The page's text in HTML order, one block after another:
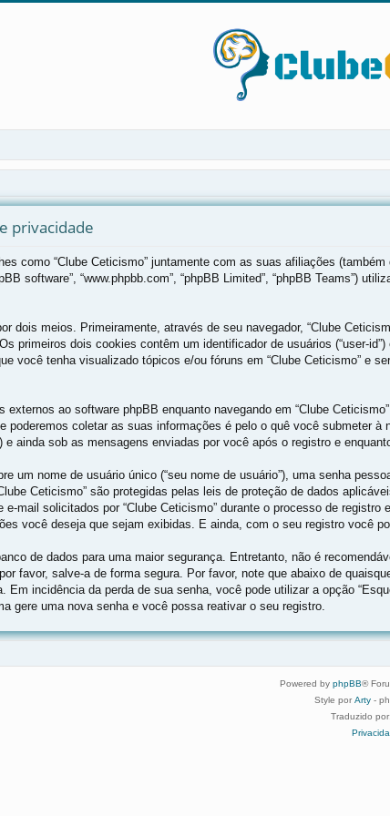
privacidade
como “Clube Ceticismo” juntamente com as suas afiliações (também
software”, “www.phpbb.com”, “phpBB Limited”, “phpBB
dois meios. Primeiramente, através de seu navegador, “Clube
primeiros dois cookies contêm um identificador de usuários (“user-
você tenha visualizado tópicos e/ou fóruns em “Clube Ceticismo” e
externos ao software phpBB enquanto navegando em “Clube
poderemos coletar as suas informações é pelo o quê você submeter
e ainda sob as mensagens enviadas por você após o registro e
um nome de usuário único (“seu nome de usuário”), uma senha
Ceticismo” são protegidas pelas leis de proteção de dados
mail solicitados por “Clube Ceticismo” durante o processo de
você deseja que sejam exibidas. E ainda, com o seu registro você
de dados para uma maior segurança. Entretanto, não é
favor, salve-a de forma segura. Por favor, note que abaixo de
Em incidência da perda de sua senha, você pode utilizar a opção
gere uma nova senha e você possa reativar o seu registro.
Powered by phpBB®
Style por Arty -
Traduzido por: